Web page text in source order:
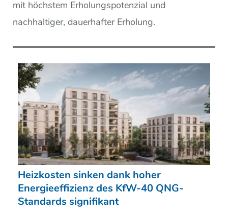
mit höchstem Erholungspotenzial und
nachhaltiger, dauerhafter Erholung.
Heizkosten sinken dank hoher
Energieeffizienz des KfW-40 QNG-
Standards signifikant